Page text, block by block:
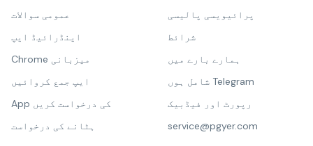
عمومی سوالات
اینڈرائیڈ ایپ
Chrome میزبانی
ایپ جمع کروائیں
App کی درخواست کریں
ہٹانے کی درخواست
پرائیویسی پالیسی
شرائط
ہمارے بارے میں
شامل ہوں Telegram
رپورٹ اور فیڈبیک
service@pgyer.com